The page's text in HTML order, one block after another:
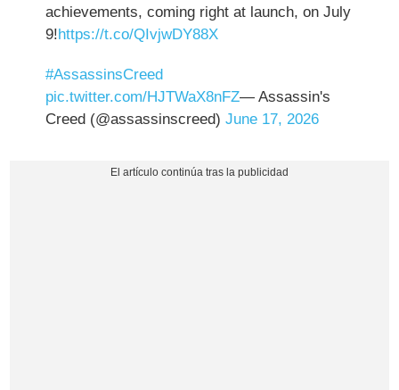
achievements, coming right at launch, on July
9!https://t.co/QIvjwDY88X
#AssassinsCreed
pic.twitter.com/HJTWaX8nFZ— Assassin's
Creed (@assassinscreed)June 17, 2026